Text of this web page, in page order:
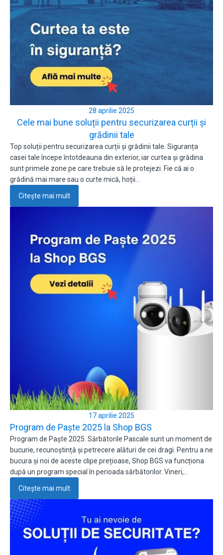
28 aprilie 2025
Cele mai bune soluții pentru securizarea curții și
grădinii tale
Top soluții pentru securizarea curții și grădinii tale. Siguranța
casei tale începe întotdeauna din exterior, iar curtea și grădina
sunt primele zone pe care trebuie să le protejezi. Fie că ai o
grădină mai mare sau o curte mică, hoții…
Citește mai mult
17 aprilie 2025
Program de Paște 2025 la Shop BGS
Program de Paște 2025. Sărbătorile Pascale sunt un moment de
bucurie, recunoștință și petrecere alături de cei dragi. Pentru a ne
bucura și noi de aceste clipe prețioase, Shop BGS va funcționa
după un program special în perioada sărbătorilor. Vineri,…
Citește mai mult